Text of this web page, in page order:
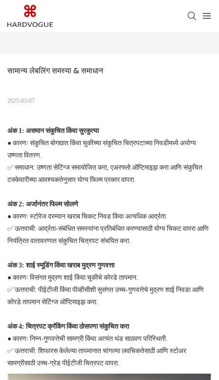
सामान्य लेबलिंग समस्या & समाधान
2025-03-07
अंक 1: असमान संकुचित किंवा सुरकुत्या
●कारणः संकुचित बोगद्यात किंवा चुकीच्या संकुचित चित्रपटाच्या निवडीमध्ये अयोग्य
उष्णता वितरण.
✅समाधान: उष्णता सेटिंग्ज समायोजित करा, एअरफ्लो ऑप्टिमाइझ करा आणि संकुचित
टक्केवारीच्या आवश्यकतेनुसार योग्य फिल्म प्रकार वापरा.
अंक 2: अर्जानंतर फिल्म सोलणे
●कारणः स्टोरेज दरम्यान खराब चिकट निवड किंवा अत्यधिक आर्द्रता.
✅ऊत्तराची: आर्द्रता-संबंधित समस्यांना प्रतिबंधित करण्यासाठी योग्य चिकट वापरा आणि
नियंत्रित वातावरणात संकुचित चित्रपट संचयित करा.
अंक 3: शाई स्मूडिंग किंवा खराब मुद्रण गुणवत्ता
●कारणः विसंगत मुद्रण शाई किंवा चुकीचे कोरडे तापमान.
✅ऊत्तराची: पीईटीजी किंवा पीव्हीसीशी सुसंगत उच्च-गुणवत्तेचे मुद्रण शाई निवडा आणि
कोरडे तापमान सेटिंग्ज ऑप्टिमाइझ करा.
अंक 4: चित्रपट क्रॅकिंग किंवा ठोसपणा संकुचित करा
●कारणः निम्न-गुणवत्तेची सामग्री किंवा अत्यंत थंड साठवण परिस्थिती.
✅ऊत्तराची: शिफारस केलेल्या तापमानात चांगल्या लवचिकतेसाठी आणि स्टोअर
सामग्रीसाठी उच्च-ग्रेड पीईटीजी चित्रपट वापरा.